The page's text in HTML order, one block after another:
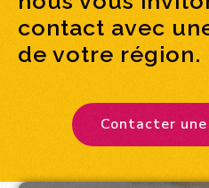
contact avec
de votre région.
Contacter